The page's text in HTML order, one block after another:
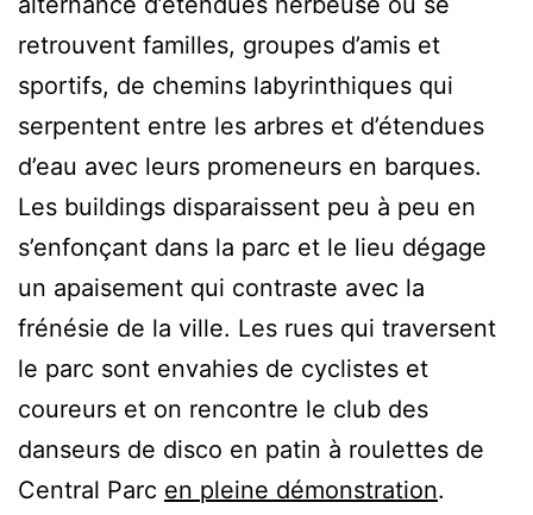
retrouvent familles, groupes d’amis et
sportifs, de chemins labyrinthiques qui
serpentent entre les arbres et d’étendues
d’eau avec leurs promeneurs en barques.
Les buildings disparaissent peu à peu en
s’enfonçant dans la parc et le lieu dégage
un apaisement qui contraste avec la
frénésie de la ville. Les rues qui traversent
le parc sont envahies de cyclistes et
coureurs et on rencontre le club des
danseurs de disco en patin à roulettes de
Central Parc en pleine démonstration.